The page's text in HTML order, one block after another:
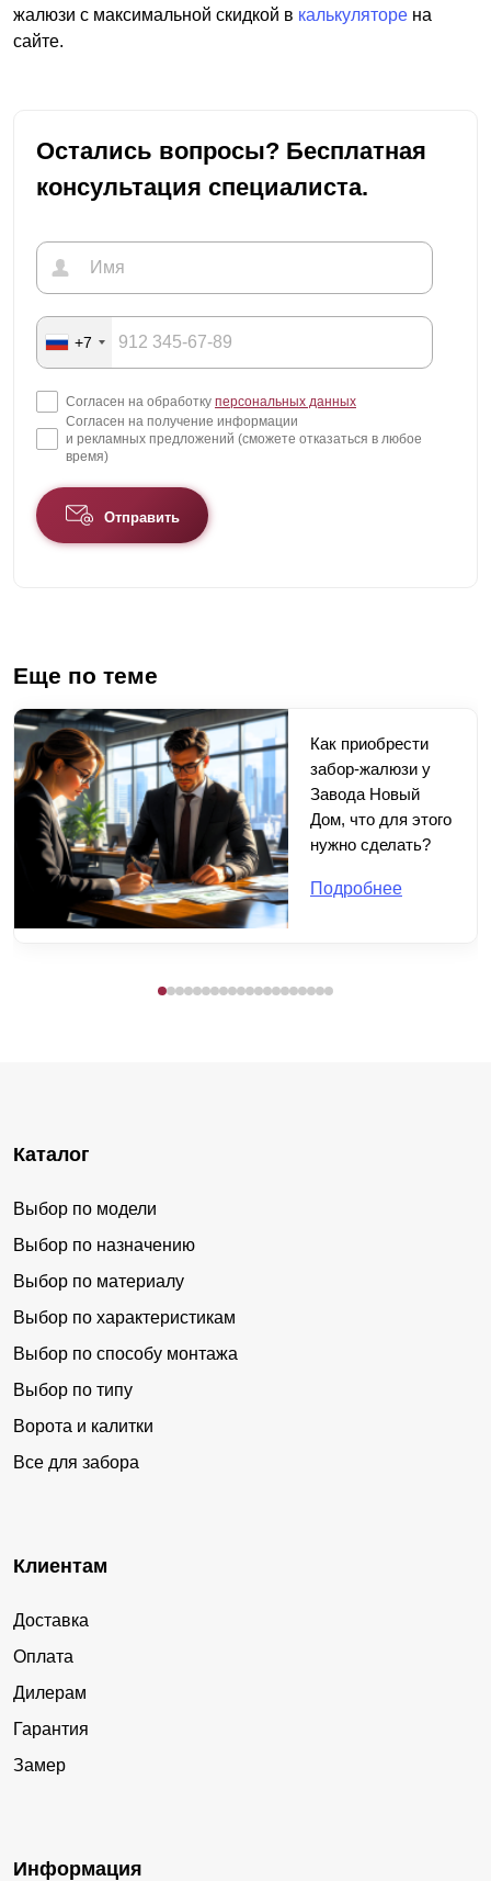
жалюзи с максимальной скидкой в калькуляторе на
сайте.
Остались вопросы? Бесплатная
консультация специалиста.
+7
Согласен на обработку персональных данных
Согласен на получение информации
и рекламных предложений (сможете отказаться в любое
время)
Отправить
Еще по теме
Как приобрести
забор-жалюзи у
Завода Новый
Дом, что для этого
нужно сделать?
Подробнее
Каталог
Выбор по модели
Выбор по назначению
Выбор по материалу
Выбор по характеристикам
Выбор по способу монтажа
Выбор по типу
Ворота и калитки
Все для забора
Клиентам
Доставка
Оплата
Дилерам
Гарантия
Замер
Информация